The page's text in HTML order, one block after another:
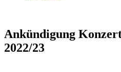
Ankündigung
2022/23